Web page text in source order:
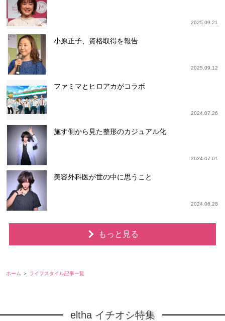
2025.09.21
小原正子、資格取得を報告
2025.09.12
ファミマとヒロアカがコラボ
2024.07.26
施す側から見た整形のカジュアル化
2024.07.01
美容外科医が世の中に思うこと
2024.06.28
もっと見る
ホーム ライフスタイル記事一覧
eltha イチオシ特集